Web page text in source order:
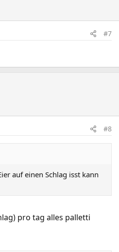
#7
#8
auf einen Schlag isst kann
pro tag alles palletti